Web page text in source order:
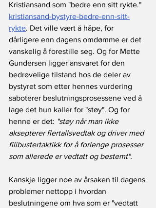
Kristiansand som "bedre enn sitt rykte."
kristiansand-bystyre-bedre-enn-sitt-
rykte. Det ville vært å håpe, for
dårligere enn dagens omdømme er det
vanskelig å forestille seg. Og for Mette
Gundersen ligger ansvaret for den
bedrøvelige tilstand hos de deler av
bystyret som etter hennes vurdering
saboterer beslutningsprosessene ved å
lage det hun kaller for "støy". Og for
henne er det: "støy når man ikke
aksepterer flertallsvedtak og driver med
filibustertaktikk for å forlenge prosesser
som allerede er vedtatt og bestemt".
Kanskje ligger noe av årsaken til dagens
problemer nettopp i hvordan
beslutningene om hva som er "vedtatt